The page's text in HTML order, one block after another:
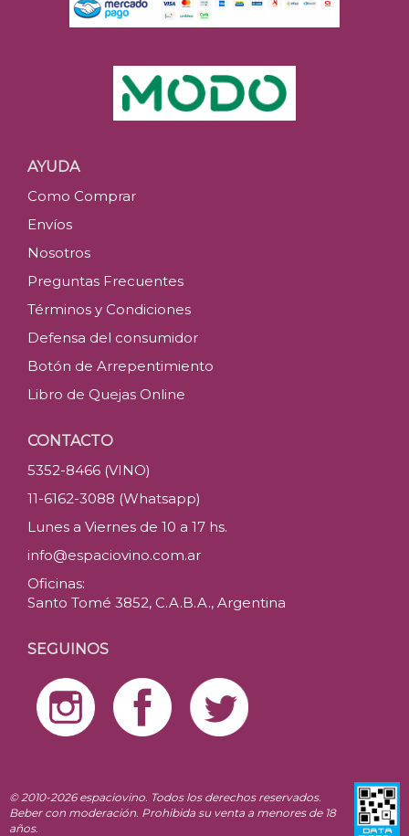
AYUDA
Como Comprar
Envíos
Nosotros
Preguntas Frecuentes
Términos y Condiciones
Defensa del consumidor
Botón de Arrepentimiento
Libro de Quejas Online
CONTACTO
5352-8466 (VINO)
11-6162-3088 (Whatsapp)
Lunes a Viernes de 10 a 17 hs.
info@espaciovino.com.ar
Oficinas:
Santo Tomé 3852, C.A.B.A., Argentina
SEGUINOS
© 2010-2026 espaciovino. Todos los derechos reservados.
Beber con moderación. Prohibida su venta a menores de 18
años.